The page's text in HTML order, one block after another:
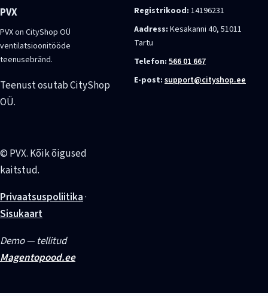
PVX
PVX on CityShop OÜ
ventilatsioonitööde
teenusebränd.
Teenust osutab CityShop
OÜ.
Registrikood: 14196231
Aadress: Kesakanni 40, 51011
Tartu
Telefon: 566 01 667
E-post: support@cityshop.ee
© PVX. Kõik õigused
kaitstud.
Privaatsuspoliitika·
Sisukaart
Demo — tellitud
Magentopood.ee